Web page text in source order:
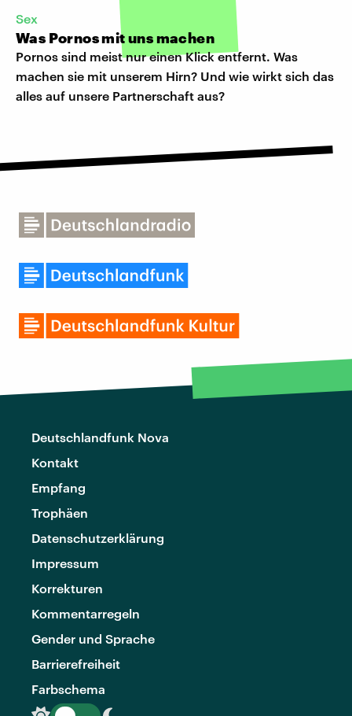
Sex
Was Pornos mit uns machen
Pornos sind meist nur einen Klick entfernt. Was
machen sie mit unserem Hirn? Und wie wirkt sich das
alles auf unsere Partnerschaft aus?
Deutschlandfunk Nova
Kontakt
Empfang
Trophäen
Datenschutzerklärung
Impressum
Korrekturen
Kommentarregeln
Gender und Sprache
Barrierefreiheit
Farbschema